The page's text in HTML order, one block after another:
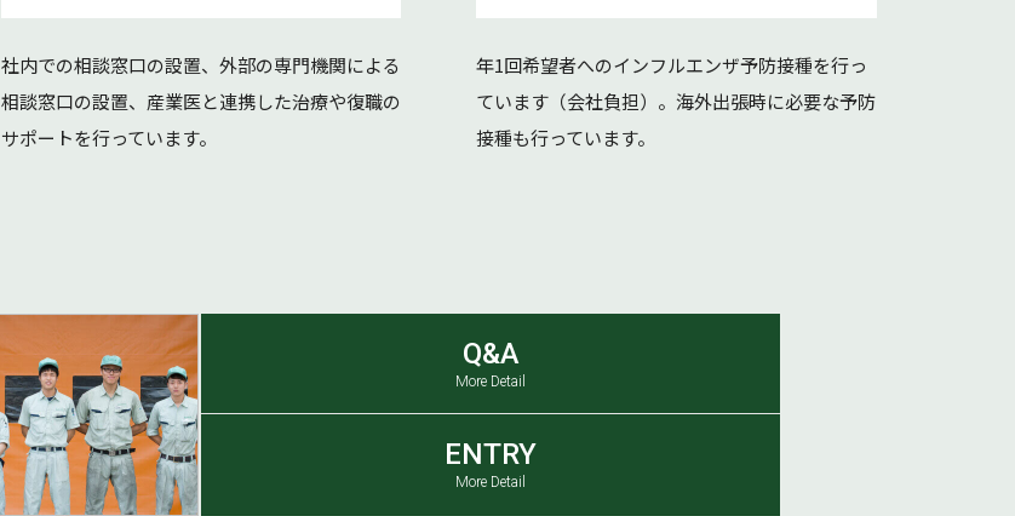
社内での相談窓口の設置、外部の専門機関による
相談窓口の設置、産業医と連携した治療や復職の
サポートを行っています。
年1回希望者へのインフルエンザ予防接種を行っ
ています（会社負担）。海外出張時に必要な予防
接種も行っています。
Q&A
More Detail
ENTRY
More Detail